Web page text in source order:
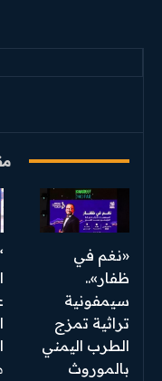
«نغم في
ظفار»..
سيمفونية
تراثية تمزج
الطرب اليمني
بالموروث